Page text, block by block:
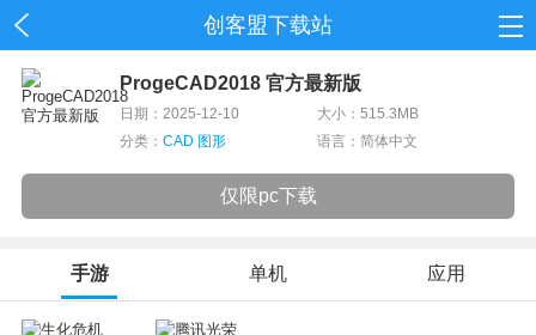
创客盟下载站
资讯
ProgeCAD2018 官方最新版
日期：2025-12-10
大小：515.3MB
分类： CAD 图形 语言：简体中文
仅限pc下载
手游 单机 应用